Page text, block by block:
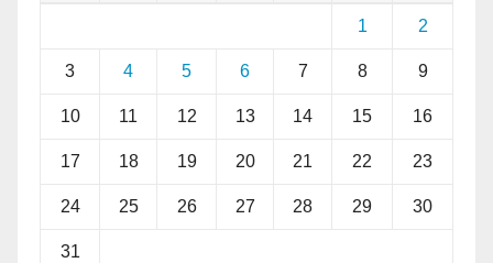
1 2
3 4 5 6 7 8 9
10 11 12 13 14 15 16
17 18 19 20 21 22 23
24 25 26 27 28 29 30
31